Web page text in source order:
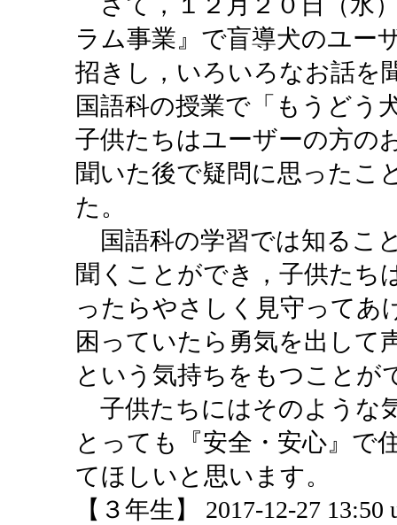
ラム事業』で盲導犬のユー
招きし，いろいろなお話を
国語科の授業で「もうどう
子供たちはユーザーの方の
聞いた後で疑問に思ったこ
た。
国語科の学習では知るこ
聞くことができ，子供たち
ったらやさしく見守ってあ
困っていたら勇気を出して
という気持ちをもつことが
子供たちにはそのような
とっても『安全・安心』で
てほしいと思います。
【３年生】 2017-12-27 13:50